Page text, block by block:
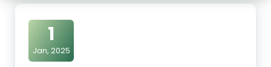
1
Jan, 2025